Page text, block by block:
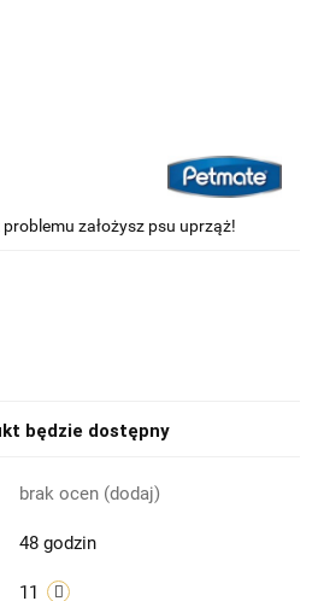
problemu założysz psu uprząż!
będzie dostępny
brak ocen (dodaj)
48 godzin
11